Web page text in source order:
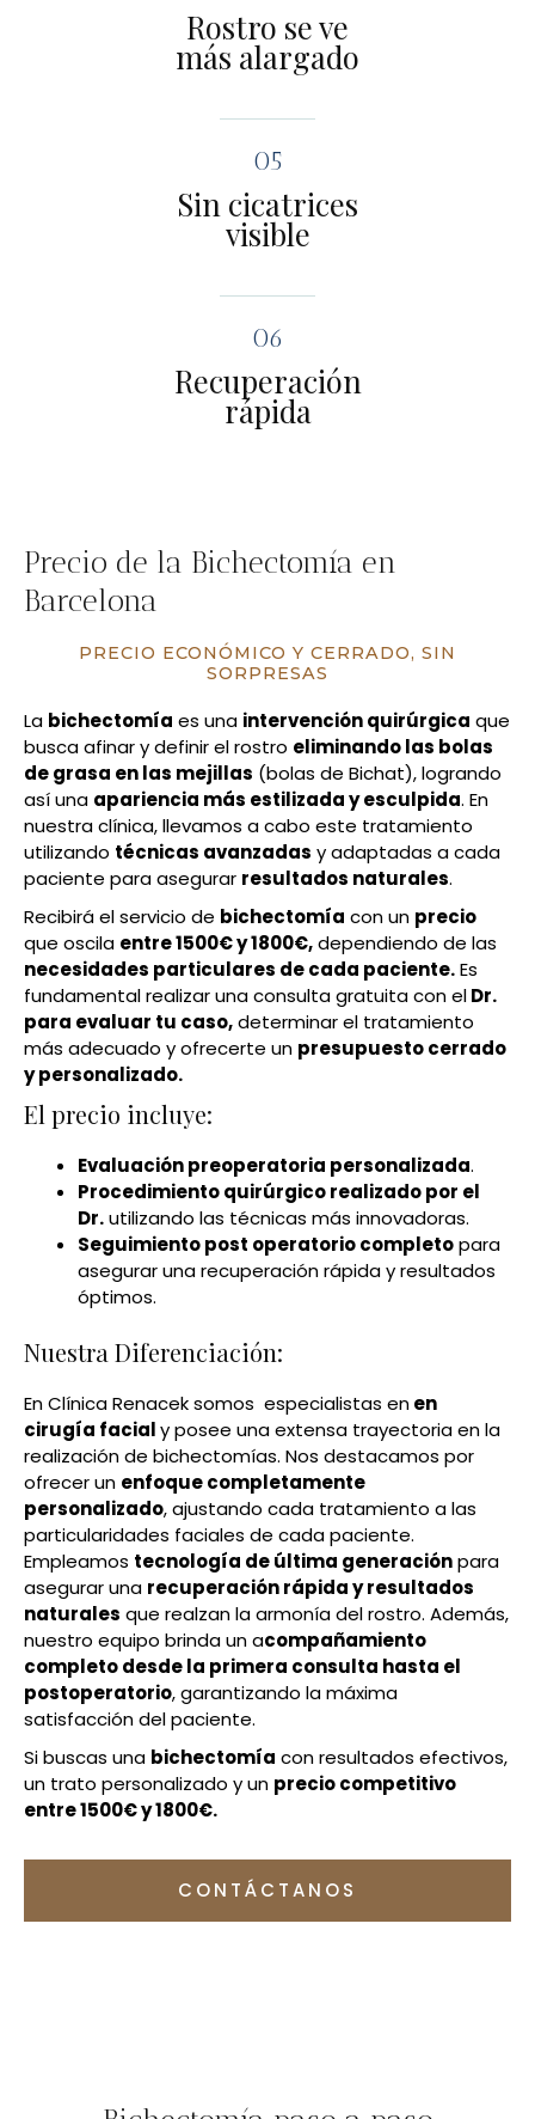
Rostro se ve
más alargado
05
Sin cicatrices
visible
06
Recuperación
rápida
Precio de la Bichectomía en
Barcelona
PRECIO ECONÓMICO Y CERRADO, SIN
SORPRESAS
La bichectomía es una intervención quirúrgica que
busca afinar y definir el rostro eliminando las bolas
de grasa en las mejillas (bolas de Bichat), logrando
así una apariencia más estilizada y esculpida. En
nuestra clínica, llevamos a cabo este tratamiento
utilizando técnicas avanzadas y adaptadas a cada
paciente para asegurar resultados naturales.
Recibirá el servicio de bichectomía con un precio
que oscila entre 1500€ y 1800€,dependiendo de las
necesidades particulares de cada paciente.Es
fundamental realizar una consulta gratuita con elDr.
para evaluar tu caso,determinar el tratamiento
más adecuado y ofrecerte un presupuesto cerrado
y personalizado.
El precio incluye:
Evaluación preoperatoria personalizada.
Procedimiento quirúrgico realizado por el
Dr.utilizando las técnicas más innovadoras.
Seguimiento post operatorio completopara
asegurar una recuperación rápida y resultados
óptimos.
Nuestra Diferenciación:
En Clínica Renacek somos especialistas enen
cirugía facialy posee una extensa trayectoria en la
realización de bichectomías. Nos destacamos por
ofrecer un enfoque completamente
personalizado, ajustando cada tratamiento a las
particularidades faciales de cada paciente.
Empleamos tecnología de última generaciónpara
asegurar una recuperación rápida y resultados
naturales que realzan la armonía del rostro. Además,
nuestro equipo brinda un acompañamiento
completo desde la primera consulta hasta el
postoperatorio, garantizando la máxima
satisfacción del paciente.
Si buscas una bichectomía con resultados efectivos,
un trato personalizado y un precio competitivo
entre 1500€ y 1800€.
CONTÁCTANOS